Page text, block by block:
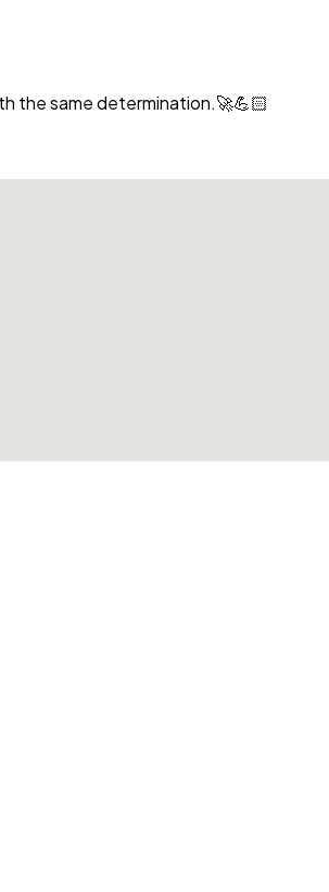
the same determination.🚀💪🏻